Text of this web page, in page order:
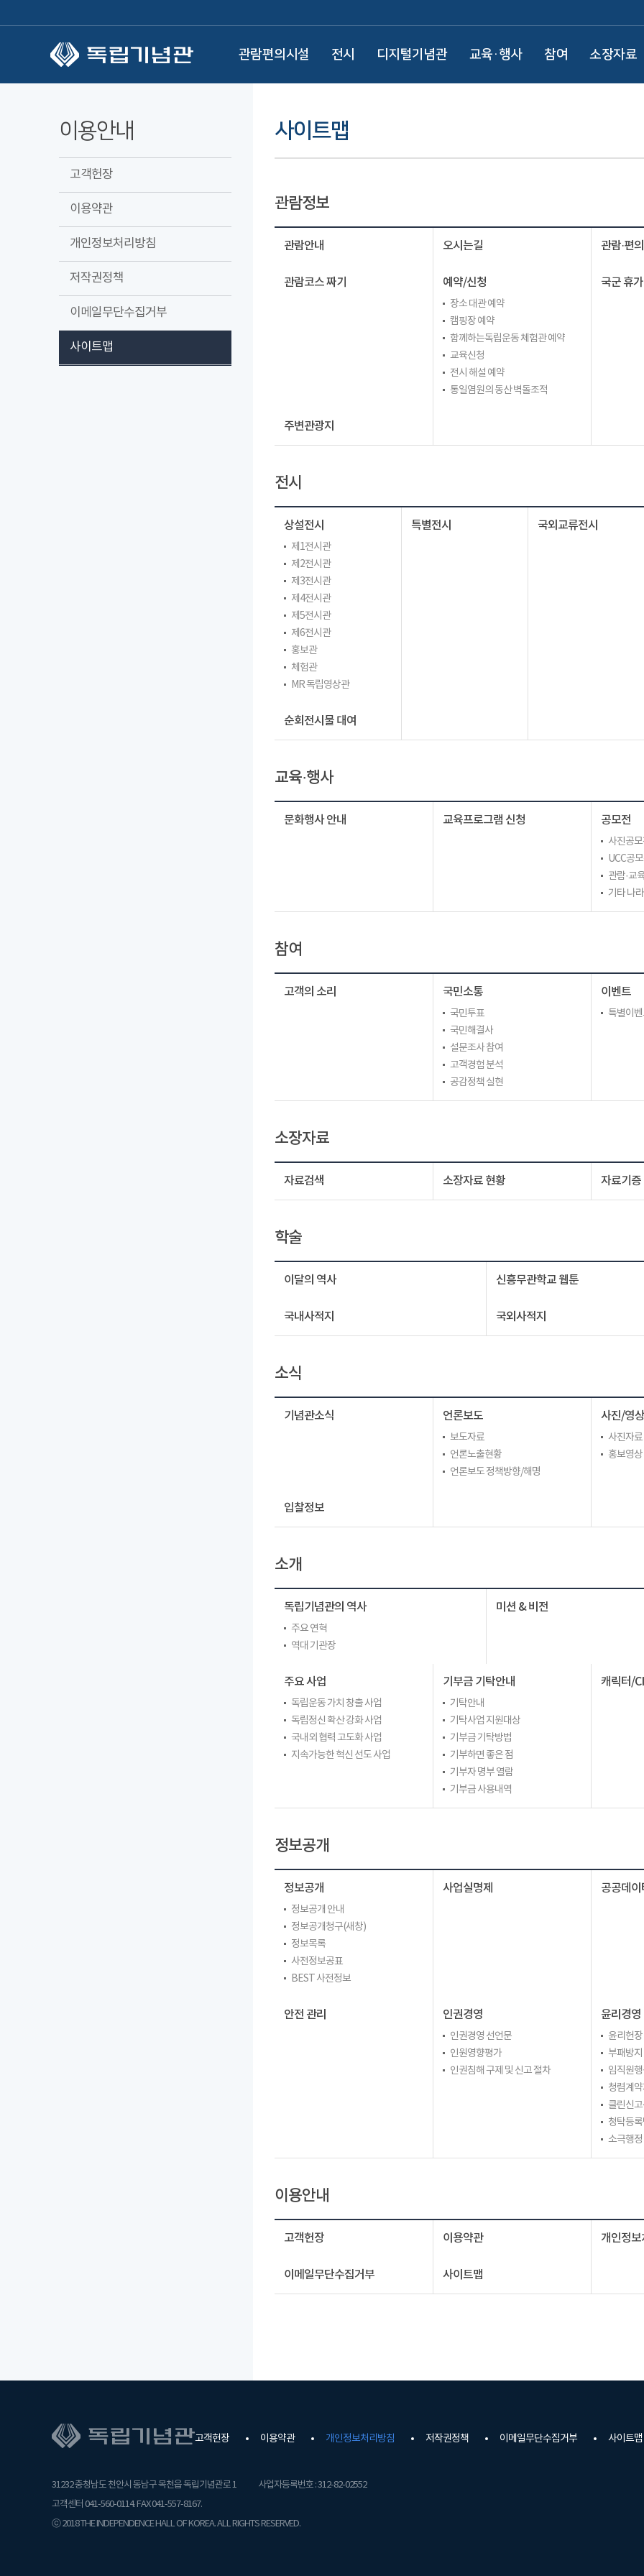
관람편의시설 전시 디지털기념관 교육·행사 참여 소장자료
이용안내
고객헌장
이용약관
개인정보처리방침
저작권정책
이메일무단수집거부
사이트맵
사이트맵
관람정보
관람안내 오시는길 관람·편
관람코스 짜기 예약/신청
장소 대관 예약
캠핑장 예약
함께하는독립운동 체험관 예약
교육신청
전시 해설 예약
통일염원의 동산 벽돌조적
국군 휴
주변관광지
전시
상설전시
제1전시관
제2전시관
제3전시관
제4전시관
제5전시관
제6전시관
홍보관
체험관
MR 독립영상관
특별전시 국외교류전시
순회전시물 대여
교육·행사
문화행사 안내 교육프로그램 신청 공모전
사진공모
UCC공
관람·교
기타 나
참여
고객의 소리 국민소통
국민투표
국민해결사
설문조사 참여
고객경험 분석
공감정책 실현
이벤트
특별이
소장자료
자료검색 소장자료 현황 자료기증
학술
이달의 역사 신흥무관학교 웹툰
국내사적지 국외사적지
소식
기념관소식 언론보도
보도자료
언론노출현황
언론보도 정책방향/해명
사진/영상
사진자료
홍보영상
입찰정보
소개
독립기념관의 역사
주요 연혁
역대 기관장
미션 & 비전
주요 사업
독립운동 가치 창출 사업
독립정신 확산 강화 사업
국내외 협력 고도화 사업
지속가능한 혁신 선도 사업
기부금 기탁안내
기탁안내
기탁사업 지원대상
기부금 기탁방법
기부하면 좋은 점
기부자 명부 열람
기부금 사용내역
캐릭터/
정보공개
정보공개
정보공개 안내
정보공개청구(새창)
정보목록
사전정보공표
BEST 사전정보
사업실명제 공공데
안전 관리 인권경영
인권경영 선언문
인원영향평가
인권침해 구제 및 신고 절차
윤리경영
윤리헌장
부패방
임직원
청렴계약
클린신고
청탁등
소극행정
이용안내
고객헌장 이용약관 개인정보
이메일무단수집거부 사이트맵
고객헌장 이용약관 개인정보처리방침 저작권정책 이메일무단수집거부 사이트맵
31232 충청남도 천안시 동남구 목천읍 독립기념관로 1
사업자등록번호 : 312-82-02552
고객센터 041-560-0114. FAX 041-557-8167.
ⓒ 2018 THE INDEPENDENCE HALL OF KOREA. ALL RIGHTS RESERVED.